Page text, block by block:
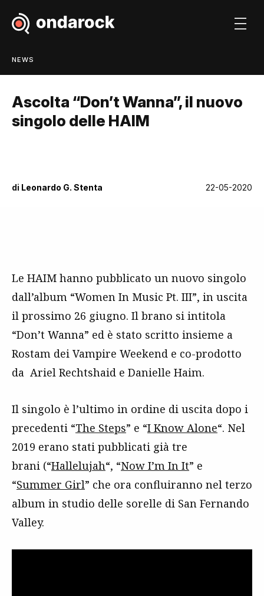
NEWS
Ascolta “Don’t Wanna”, il nuovo
singolo delle HAIM
di Leonardo G. Stenta 22-05-2020
Le HAIM hanno pubblicato un nuovo singolo
dall’album “Women In Music Pt. III”, in uscita
il prossimo 26 giugno. Il brano si intitola
“Don’t Wanna” ed è stato scritto insieme a
Rostam dei Vampire Weekend e co-prodotto
da Ariel Rechtshaid e Danielle Haim.
Il singolo è l’ultimo in ordine di uscita dopo i
precedenti “The Steps” e “I Know Alone“. Nel
2019 erano stati pubblicati già tre
brani (“Hallelujah“, “Now I’m In It” e
“Summer Girl” che ora confluiranno nel terzo
album in studio delle sorelle di San Fernando
Valley.